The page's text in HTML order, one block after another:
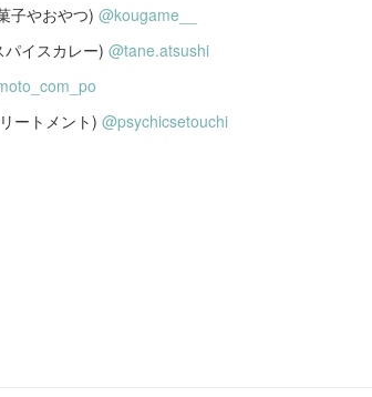
子やおやつ) @kougame__
イスカレー) @tane.atsushi
ートメント) @psychicsetouchi